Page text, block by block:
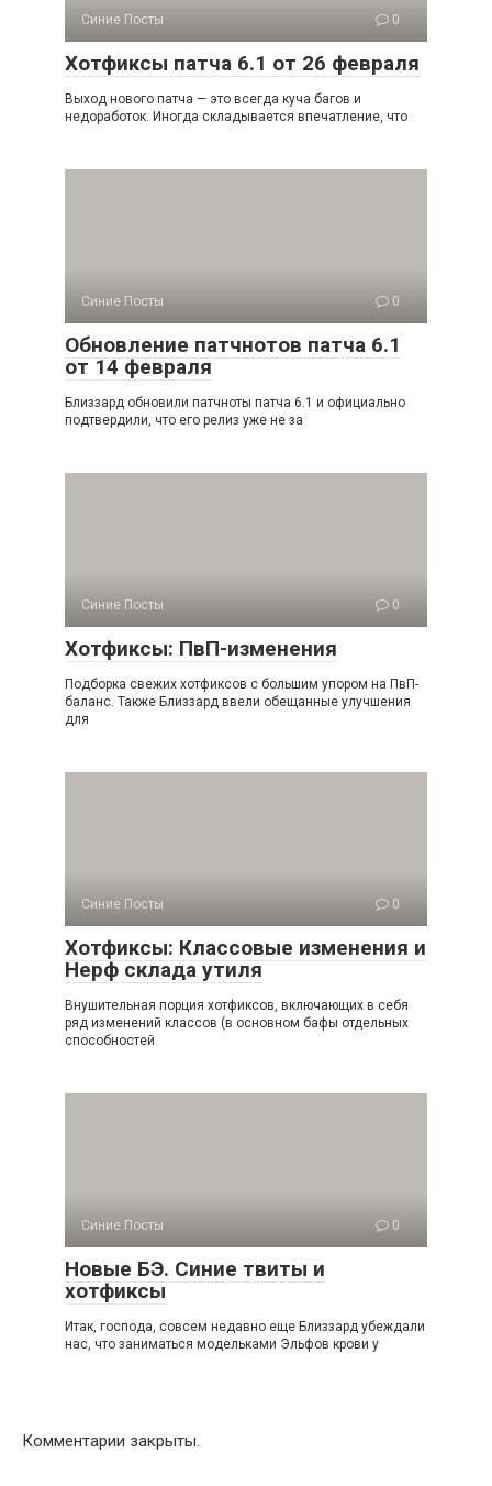
Синие Посты 0
Хотфиксы патча 6.1 от 26 февраля
Выход нового патча — это всегда куча багов и
недоработок. Иногда складывается впечатление, что
Синие Посты 0
Обновление патчнотов патча 6.1
от 14 февраля
Близзард обновили патчноты патча 6.1 и официально
подтвердили, что его релиз уже не за
Синие Посты 0
Хотфиксы: ПвП-изменения
Подборка свежих хотфиксов с большим упором на ПвП-
баланс. Также Близзард ввели обещанные улучшения
для
Синие Посты 0
Хотфиксы: Классовые изменения и
Нерф склада утиля
Внушительная порция хотфиксов, включающих в себя
ряд изменений классов (в основном бафы отдельных
способностей
Синие Посты 0
Новые БЭ. Синие твиты и
хотфиксы
Итак, господа, совсем недавно еще Близзард убеждали
нас, что заниматься модельками Эльфов крови у
Комментарии закрыты.